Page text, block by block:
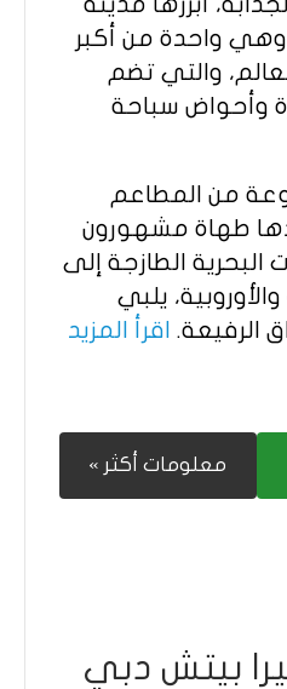
وهي واحدة من أكبر
والتي تضم
وأحواض سباحة
من المطاعم
طهاة مشهورون
البحرية الطازجة إلى
يلبي
الرفيعة. اقرأ المزيد
معلومات أكثر »
بيتش دبي